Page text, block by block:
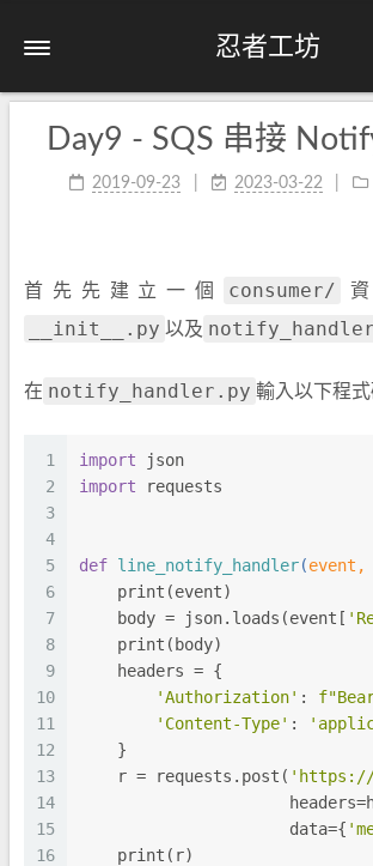
忍者工坊
Day9 - SQS 串接
2019-09-23 2023-03-22
首先先建立一個 consumer/
__init__.py 以及
在 notify_handler.py 輸入以下程式
1
2
3
4
5
6
7
8
9
10
11
12
13
14
15
16
import json
import requests
def line_notify_handler(event,
    print(event)
    body = json.loads(event[
    print(body)
    headers = {
'Authorization' :
'Content-Type' :
    }
    r = requests.post(
                      data={
    print(r)